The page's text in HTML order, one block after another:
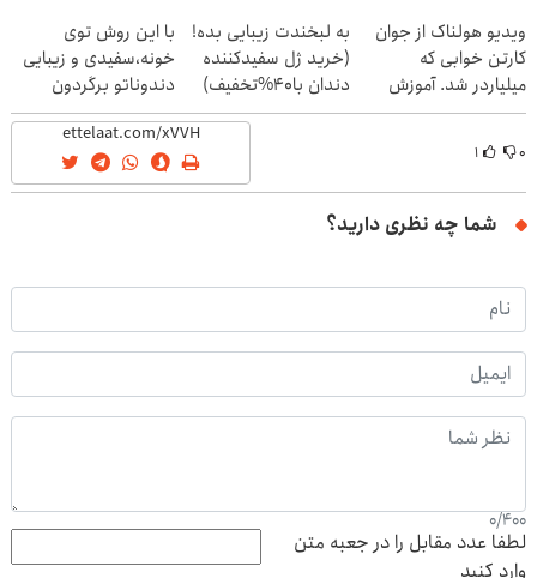
ویدیو هولناک از جوان
کارتن خوابی که
میلیاردر شد. آموزش
رایگان
به لبخندت زیبایی بده!
(خرید ژل سفیدکننده
دندان با40%تخفیف)
با این روش توی
خونه،سفیدی و زیبایی
دندوناتو برگردون
(40%off)
۰ ۱
شما چه نظری دارید؟
0/400
لطفا عدد مقابل را در جعبه متن
وارد کنید